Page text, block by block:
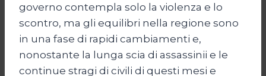
governo contempla solo la violenza e lo
scontro, ma gli equilibri nella regione sono
in una fase di rapidi cambiamenti e,
nonostante la lunga scia di assassinii e le
continue stragi di civili di questi mesi e